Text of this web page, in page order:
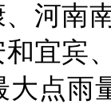
河南
宜宾
点雨